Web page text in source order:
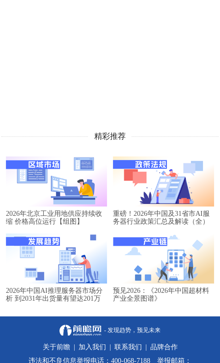
精彩推荐
2026年北京工业用地供应持续收
缩 价格高位运行【组图】
重磅！2026年中国及31省市AI服
务器行业政策汇总及解读（全）
2026年中国AI推理服务器市场分
析 到2031年出货量有望达201万
预见2026：《2026年中国超材料
产业全景图谱》
- 发现趋势，预见未来
关于前瞻 加入我们 联系我们
品牌合作
违法和不良信息举报电话：400-068-7188 举报邮箱：